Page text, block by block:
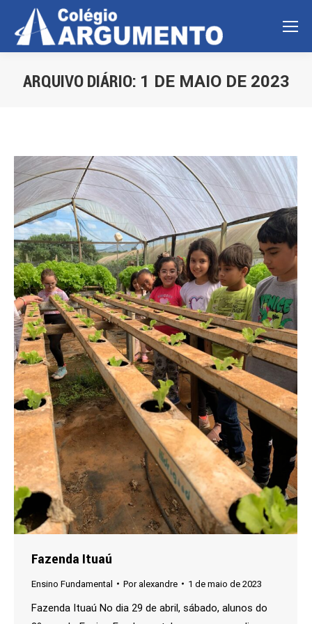
ARQUIVO DIÁRIO: 1 DE MAIO DE 2023
Fazenda Ituaú
Ensino Fundamental Poralexandre 1 de maio de 2023
Fazenda Ituaú No dia 29 de abril, sábado, alunos do